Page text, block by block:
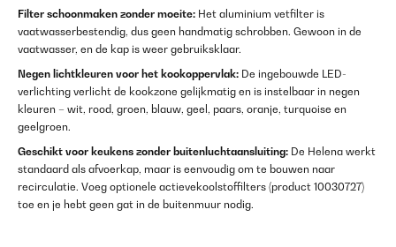
Filter schoonmaken zonder moeite: Het aluminium vetfilter is
vaatwasserbestendig, dus geen handmatig schrobben. Gewoon in de
vaatwasser, en de kap is weer gebruiksklaar.
Negen lichtkleuren voor het kookoppervlak: De ingebouwde LED-
verlichting verlicht de kookzone gelijkmatig en is instelbaar in negen
kleuren – wit, rood, groen, blauw, geel, paars, oranje, turquoise en
geelgroen.
Geschikt voor keukens zonder buitenluchtaansluiting: De Helena werkt
standaard als afvoerkap, maar is eenvoudig om te bouwen naar
recirculatie. Voeg optionele actievekoolstoffilters (product 10030727)
toe en je hebt geen gat in de buitenmuur nodig.